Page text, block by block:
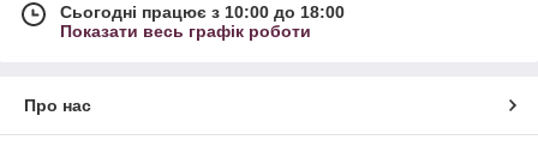
Сьогодні працює з 10:00 до 18:00
Показати весь графік роботи
Про нас